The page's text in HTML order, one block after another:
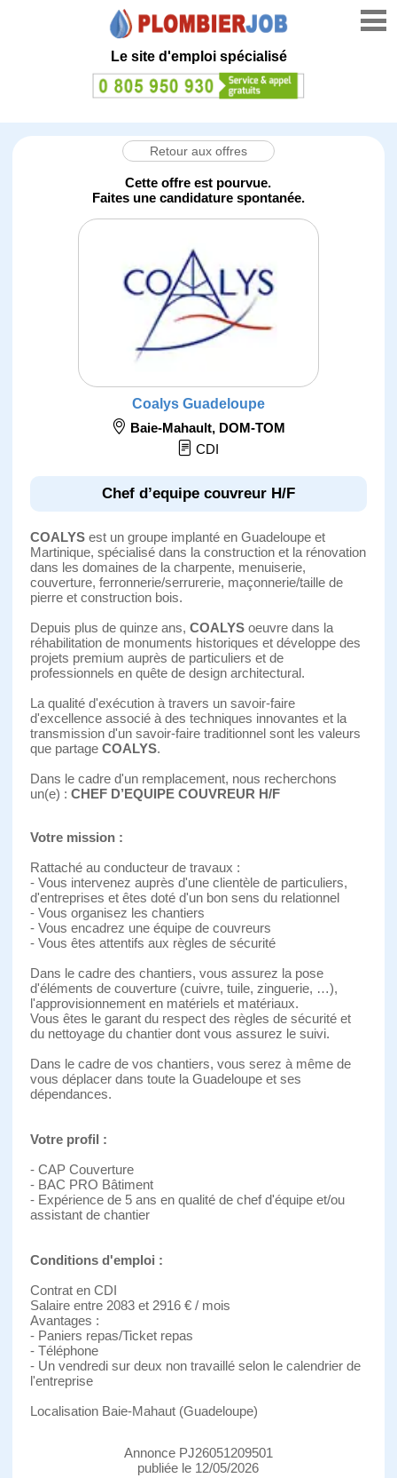
Le site d'emploi spécialisé
Retour aux offres
Cette offre est pourvue.
Faites une candidature spontanée.
Coalys Guadeloupe
Baie-Mahault, DOM-TOM
CDI
Chef d’equipe couvreur H/F
COALYSest un groupe implanté en Guadeloupe et
Martinique, spécialisé dans la construction et la rénovation
dans les domaines de la charpente, menuiserie,
couverture, ferronnerie/serrurerie, maçonnerie/taille de
pierre et construction bois.
Depuis plus de quinze ans, COALYSoeuvre dans la
réhabilitation de monuments historiques et développe des
projets premium auprès de particuliers et de
professionnels en quête de design architectural.
La qualité d'exécution à travers un savoir-faire
d'excellence associé à des techniques innovantes et la
transmission d'un savoir-faire traditionnel sont les valeurs
que partage COALYS.
Dans le cadre d'un remplacement, nous recherchons
un(e) : CHEF D’EQUIPE COUVREUR H/F
Votre mission :
Rattaché au conducteur de travaux :
- Vous intervenez auprès d'une clientèle de particuliers,
d'entreprises et êtes doté d'un bon sens du relationnel
- Vous organisez les chantiers
- Vous encadrez une équipe de couvreurs
- Vous êtes attentifs aux règles de sécurité
Dans le cadre des chantiers, vous assurez la pose
d'éléments de couverture (cuivre, tuile, zinguerie, …),
l'approvisionnement en matériels et matériaux.
Vous êtes le garant du respect des règles de sécurité et
du nettoyage du chantier dont vous assurez le suivi.
Dans le cadre de vos chantiers, vous serez à même de
vous déplacer dans toute la Guadeloupe et ses
dépendances.
Votre profil :
- CAP Couverture
- BAC PRO Bâtiment
- Expérience de 5 ans en qualité de chef d'équipe et/ou
assistant de chantier
Conditions d'emploi :
Contrat en CDI
Salaire entre 2083 et 2916 € / mois
Avantages :
- Paniers repas/Ticket repas
- Téléphone
- Un vendredi sur deux non travaillé selon le calendrier de
l'entreprise
Localisation Baie-Mahaut (Guadeloupe)
Annonce PJ26051209501
publiée le 12/05/2026